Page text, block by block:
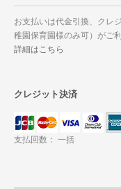
お支払いは代金引換、クレ
稚園保育園様のみ可）がご
詳細はこちら
クレジット決済
支払回数： 一括